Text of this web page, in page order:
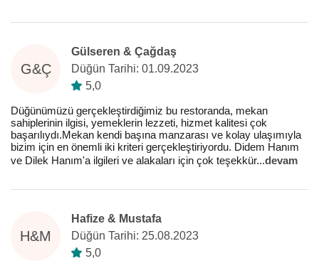
G&Ç
Gülseren & Çağdaş
Düğün Tarihi: 01.09.2023
5,0
Düğünümüzü gerçekleştirdiğimiz bu restoranda, mekan
sahiplerinin ilgisi, yemeklerin lezzeti, hizmet kalitesi çok
başarılıydı.Mekan kendi başına manzarası ve kolay ulaşımıyla
bizim için en önemli iki kriteri gerçekleştiriyordu. Didem Hanım
ve Dilek Hanım'a ilgileri ve alakaları için çok teşekkür...devam
H&M
Hafize & Mustafa
Düğün Tarihi: 25.08.2023
5,0